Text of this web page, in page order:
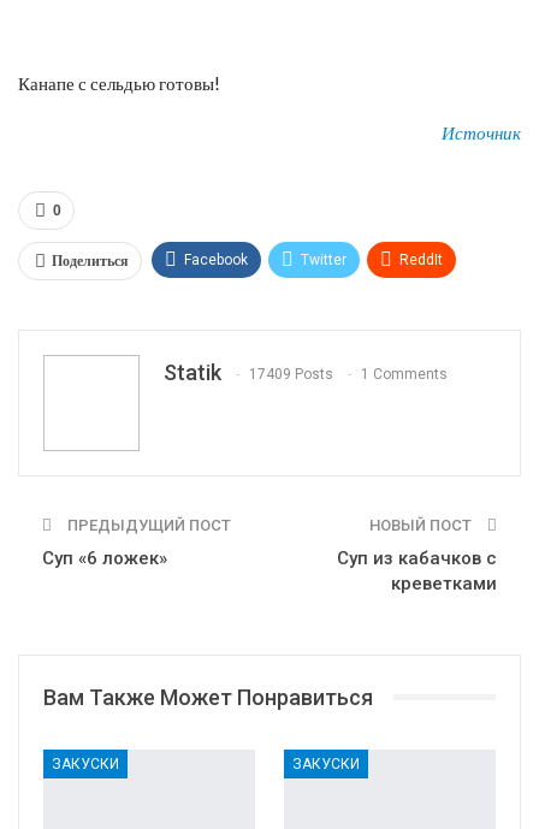
Канапе с сельдью готовы!
Источник
0
Поделиться Facebook Twitter ReddIt
Statik 17409 Posts 1 Comments
ПРЕДЫДУЩИЙ ПОСТ
Суп «6 ложек»
НОВЫЙ ПОСТ
Суп из кабачков с
креветками
Вам Также Может Понравиться
ЗАКУСКИ ЗАКУСКИ